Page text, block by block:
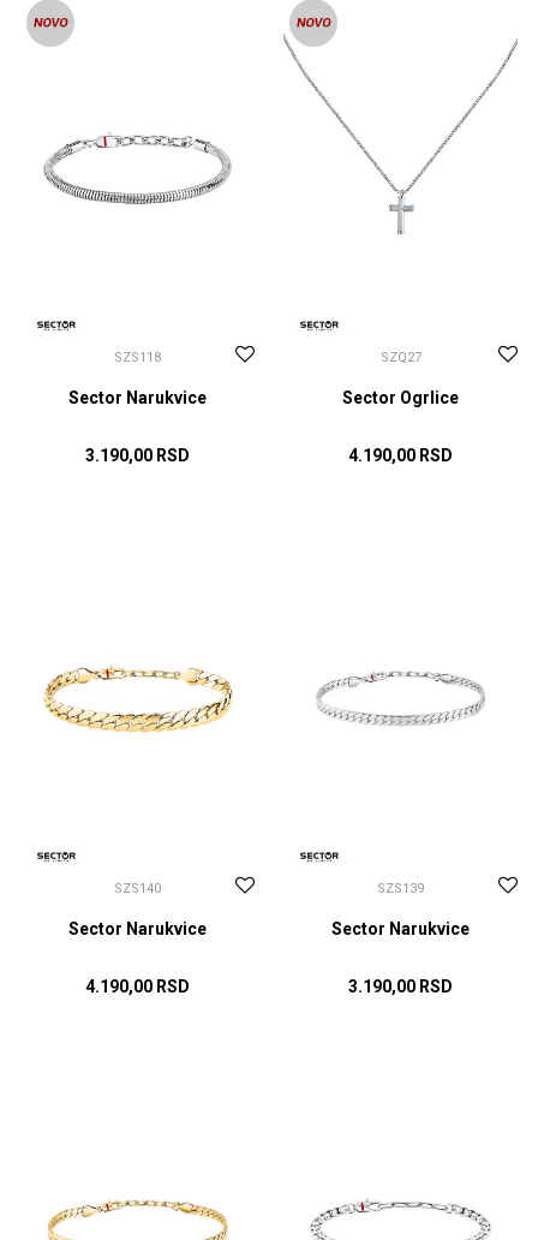
SZS118
Sector Narukvice
3.190,00 RSD
SZQ27
Sector Ogrlice
4.190,00 RSD
SZS140
Sector Narukvice
4.190,00 RSD
SZS139
Sector Narukvice
3.190,00 RSD